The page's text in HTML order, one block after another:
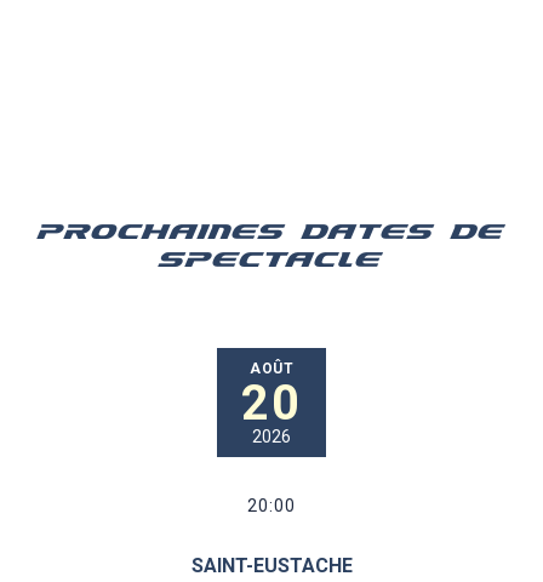
PROCHAINES DATES DE
SPECTACLE
AOÛT
20
2026
20:00
SAINT-EUSTACHE